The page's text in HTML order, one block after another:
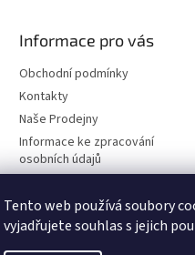
Tento web používá soubory
vyjadřujete souhlas s jejich
Informace pro vás
Obchodní podmínky
Kontakty
Naše Prodejny
Informace ke zpracování
osobních údajů
Nabídka zaměstnání